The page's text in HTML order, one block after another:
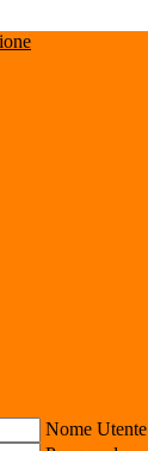
Nome Utente